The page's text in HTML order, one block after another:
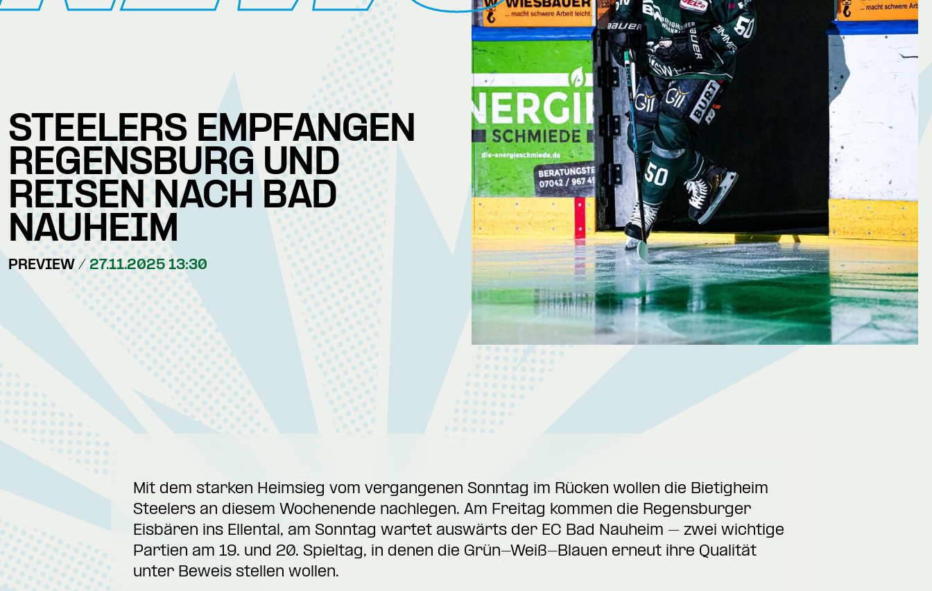
STEELERS EMPFANGEN
REGENSBURG UND
REISEN NACH BAD
NAUHEIM
PREVIEW / 27.11.2025 13:30
Mit dem starken Heimsieg vom vergangenen Sonntag im Rücken wollen die Bietigheim
Steelers an diesem Wochenende nachlegen. Am Freitag kommen die Regensburger
Eisbären ins Ellental, am Sonntag wartet auswärts der EC Bad Nauheim – zwei wichtige
Partien am 19. und 20. Spieltag, in denen die Grün-Weiß-Blauen erneut ihre Qualität
unter Beweis stellen wollen.